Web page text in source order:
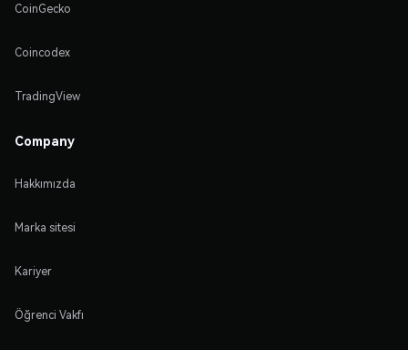
CoinGecko
Coincodex
TradingView
Company
Hakkımızda
Marka sitesi
Kariyer
Öğrenci Vakfı